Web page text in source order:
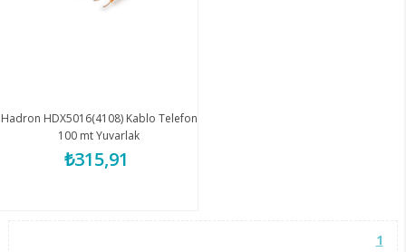
Hadron HDX5016(4108) Kablo Telefon
100 mt Yuvarlak
₺315,91
1